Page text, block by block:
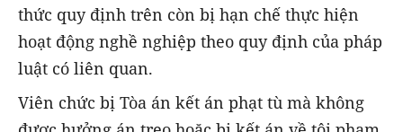
thức quy định trên còn bị hạn chế thực hiện
hoạt động nghề nghiệp theo quy định của pháp
luật có liên quan.
Viên chức bị Tòa án kết án phạt tù mà không